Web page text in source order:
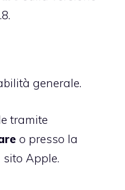
generale.
tramite
o presso la
sito Apple.